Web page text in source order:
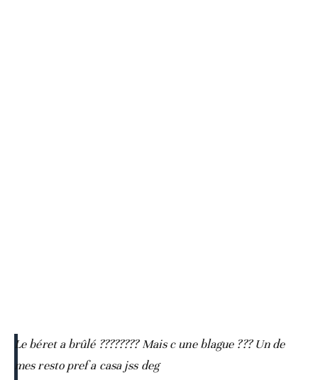
Le béret a brûlé ???????? Mais c une blague ??? Un de
mes resto pref a casa jss deg